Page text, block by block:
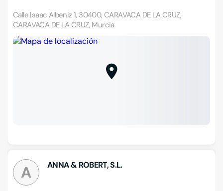
Calle Isaac Albeniz 1, 30400, CARAVACA DE LA CRUZ,
CARAVACA DE LA CRUZ, Murcia
A ANNA & ROBERT, S.L.